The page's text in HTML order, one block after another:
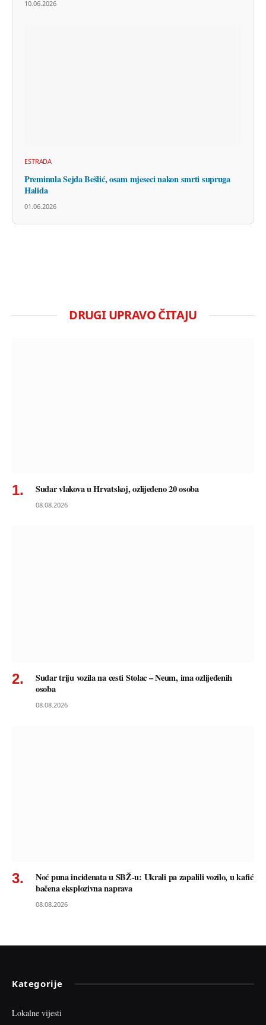
10.06.2026
ESTRADA
Preminula Sejda Bešlić, osam mjeseci nakon smrti supruga
Halida
01.06.2026
DRUGI UPRAVO ČITAJU
Sudar vlakova u Hrvatskoj, ozlijeđeno 20 osoba
08.08.2026
Sudar triju vozila na cesti Stolac – Neum, ima ozlijeđenih
osoba
08.08.2026
Noć puna incidenata u SBŽ-u: Ukrali pa zapalili vozilo, u kafić
bačena eksplozivna naprava
08.08.2026
Kategorije
Lokalne vijesti